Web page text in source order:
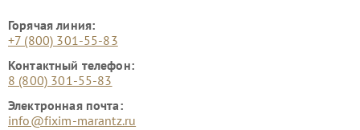
Горячая линия:
+7 (800) 301-55-83
Контактный телефон:
8 (800) 301-55-83
Электронная почта:
info@fixim-marantz.ru